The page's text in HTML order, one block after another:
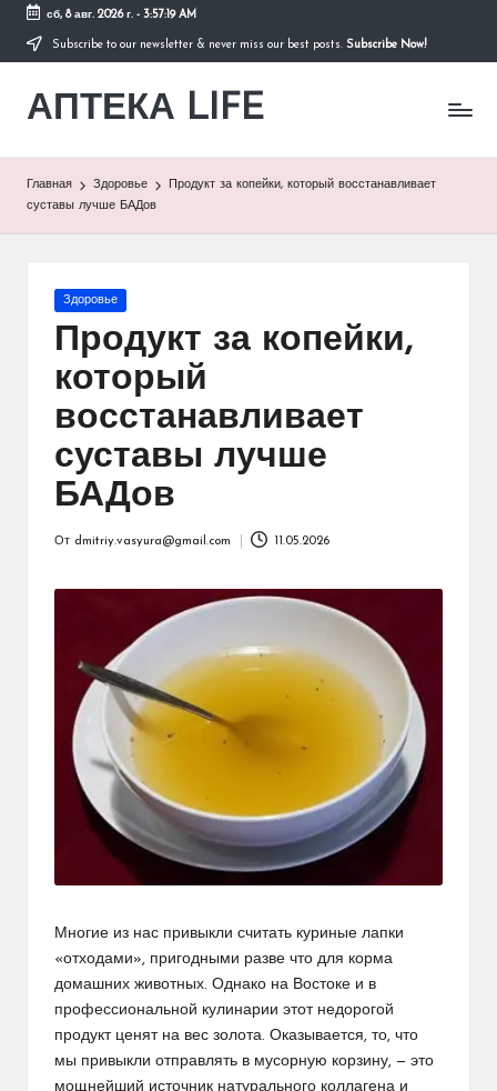
Перейти
содержимому
сб, 8 авг. 2026 г.- 3:57:20 AM
Subscribe to our newsletter & never miss our best posts. Subscribe Now!
АПТЕКА LIFE
сайт
Главная Здоровье
Продукт за копейки, который восстанавливает
суставы лучше БАДов
Опубликовано
Здоровье
Продукт за копейки,
который
восстанавливает
суставы лучше
БАДов
От dmitriy.vasyura@gmail.com 11.05.2026
Многие из нас привыкли считать куриные лапки
«отходами», пригодными разве что для корма
домашних животных. Однако на Востоке и в
профессиональной кулинарии этот недорогой
продукт ценят на вес золота. Оказывается, то, что
мы привыкли отправлять в мусорную корзину, — это
мощнейший источник натурального коллагена и